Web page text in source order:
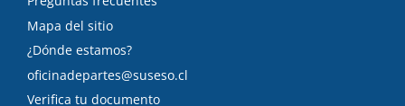
Mapa del sitio
¿Dónde estamos?
oficinadepartes@suseso.cl
Verifica tu documento